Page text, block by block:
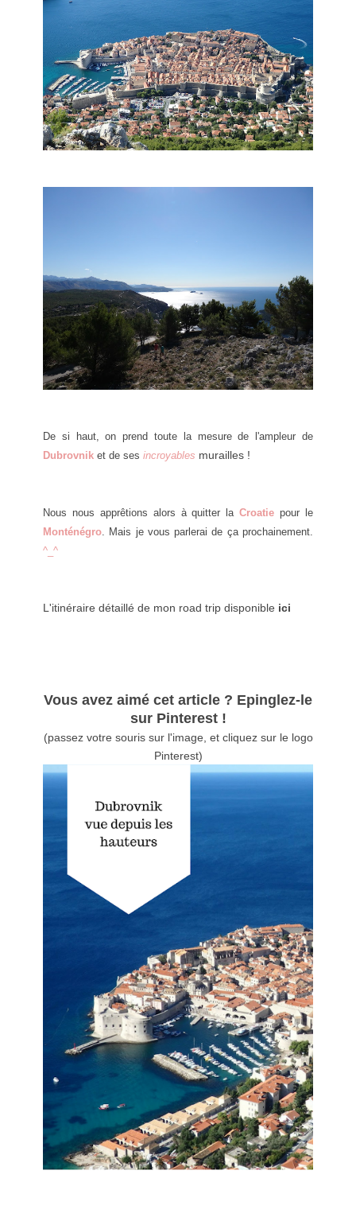
De si haut, on prend toute la mesure de l'ampleur de
Dubrovnik et de ses incroyables murailles !
Nous nous apprêtions alors à quitter laCroatiepour le
Monténégro. Mais je vous parlerai de ça prochainement.
^_^
L'itinéraire détaillé de mon road trip disponible ici
Vous avez aimé cet article ? Epinglez-le
sur Pinterest !
(passez votre souris sur l'image, et cliquez sur le logo
Pinterest)